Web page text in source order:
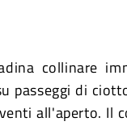
collinare
passeggi di
all'aperto. Il